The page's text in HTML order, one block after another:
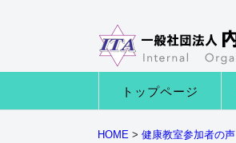
トップページ
HOME > 健康教室参加者の声